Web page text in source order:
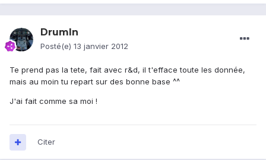
DrumIn
Posté(e) 13 janvier 2012
Te prend pas la tete, fait avec r&d, il t'efface toute les donnée,
mais au moin tu repart sur des bonne base ^^
J'ai fait comme sa moi !
Citer